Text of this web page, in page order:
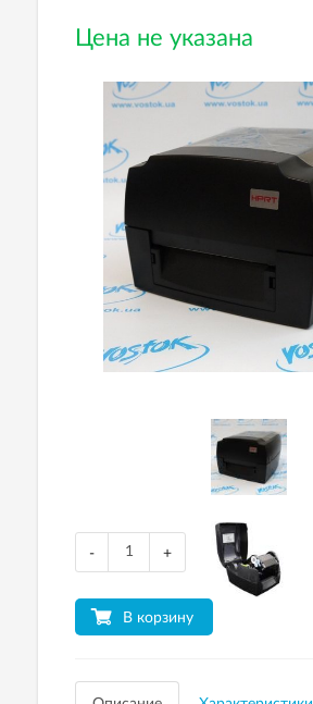
Цена не указана
- +
В корзину